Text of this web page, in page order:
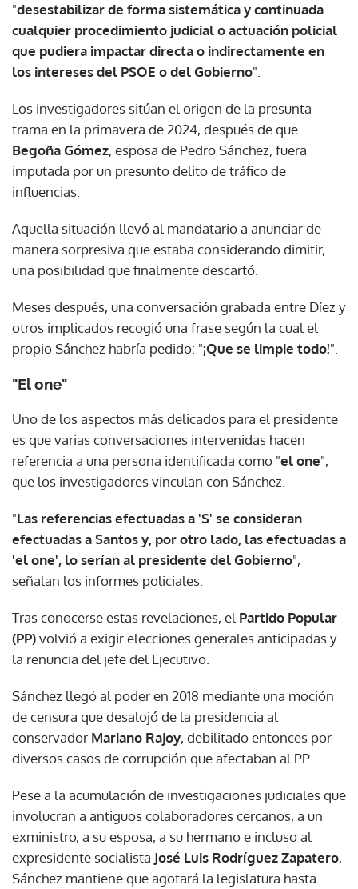
"desestabilizar de forma sistemática y continuada
cualquier procedimiento judicial o actuación policial
que pudiera impactar directa o indirectamente en
los intereses del PSOE o del Gobierno".
Los investigadores sitúan el origen de la presunta
trama en la primavera de 2024, después de que
Begoña Gómez, esposa de Pedro Sánchez, fuera
imputada por un presunto delito de tráfico de
influencias.
Aquella situación llevó al mandatario a anunciar de
manera sorpresiva que estaba considerando dimitir,
una posibilidad que finalmente descartó.
Meses después, una conversación grabada entre Díez y
otros implicados recogió una frase según la cual el
propio Sánchez habría pedido: "¡Que se limpie todo!".
"El one"
Uno de los aspectos más delicados para el presidente
es que varias conversaciones intervenidas hacen
referencia a una persona identificada como "el one",
que los investigadores vinculan con Sánchez.
"Las referencias efectuadas a 'S' se consideran
efectuadas a Santos y, por otro lado, las efectuadas a
'el one', lo serían al presidente del Gobierno",
señalan los informes policiales.
Tras conocerse estas revelaciones, el Partido Popular
(PP)volvió a exigir elecciones generales anticipadas y
la renuncia del jefe del Ejecutivo.
Sánchez llegó al poder en 2018 mediante una moción
de censura que desalojó de la presidencia al
conservador Mariano Rajoy, debilitado entonces por
diversos casos de corrupción que afectaban al PP.
Pese a la acumulación de investigaciones judiciales que
involucran a antiguos colaboradores cercanos, a un
exministro, a su esposa, a su hermano e incluso al
expresidente socialista José Luis Rodríguez Zapatero,
Sánchez mantiene que agotará la legislatura hasta